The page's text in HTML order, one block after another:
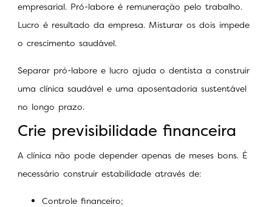
empresarial. Pró-labore é remuneração pelo trabalho.
Lucro é resultado da empresa. Misturar os dois impede
o crescimento saudável.
Separar pró-labore e lucro ajuda o dentista a construir
uma clínica saudável e uma aposentadoria sustentável
no longo prazo.
Crie previsibilidade financeira
A clínica não pode depender apenas de meses bons. É
necessário construir estabilidade através de:
Controle financeiro;